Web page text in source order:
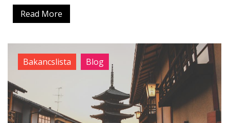
Read More
Bakancslista Blog